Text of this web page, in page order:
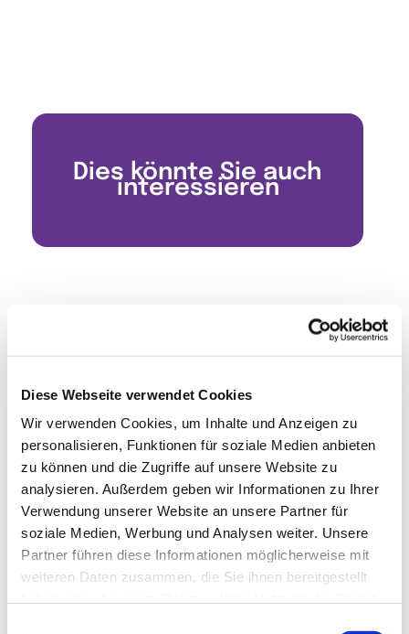
Diese Webseite verwendet Cookies
Wir verwenden Cookies, um Inhalte und Anzeigen zu
personalisieren, Funktionen für soziale Medien anbieten
zu können und die Zugriffe auf unsere Website zu
analysieren. Außerdem geben wir Informationen zu Ihrer
Verwendung unserer Website an unsere Partner für
soziale Medien, Werbung und Analysen weiter. Unsere
Partner führen diese Informationen möglicherweise mit
weiteren Daten zusammen, die Sie ihnen bereitgestellt
Dies könnte Sie auch
interessieren